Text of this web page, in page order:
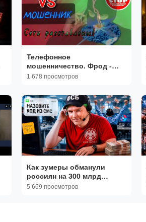
Телефонное
мошенничество. Фрод -
рулетка от автора Рада
1 678 просмотров
Как зумеры обманули
россиян на 300 млрд
рублей
5 669 просмотров